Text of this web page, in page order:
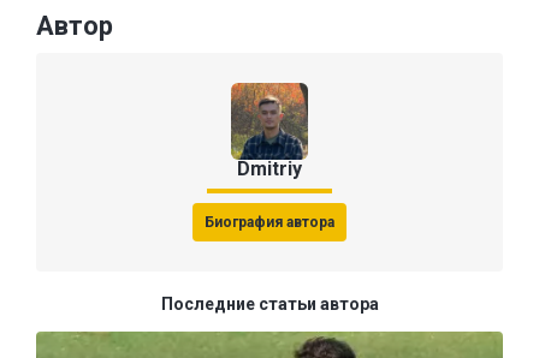
Автор
Dmitriy
Биография автора
Последние статьи автора